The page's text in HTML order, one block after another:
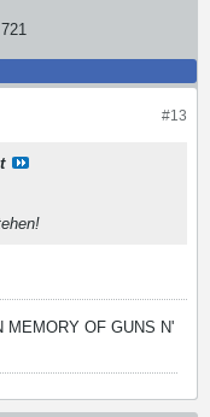
721
#13
MEMORY OF GUNS N'